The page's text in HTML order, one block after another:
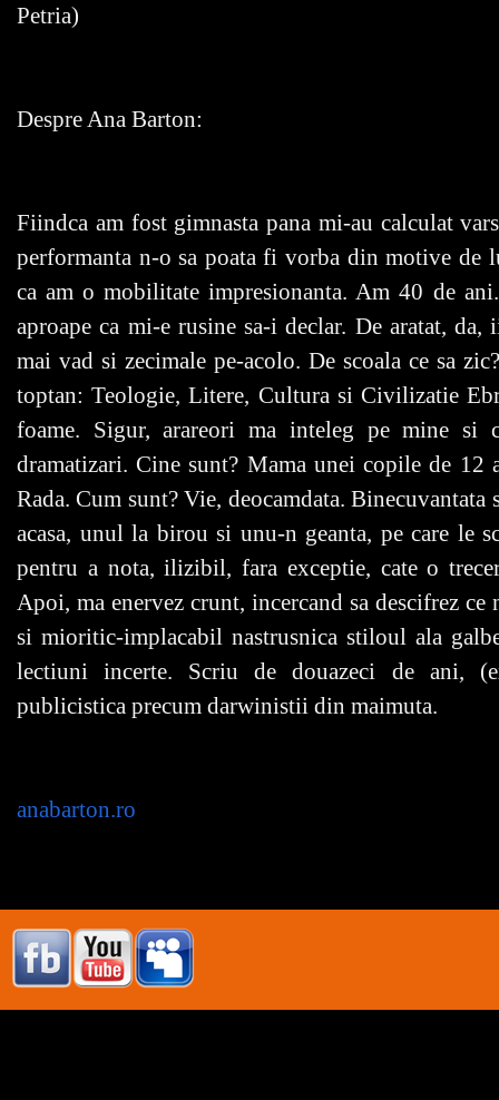
Petria)
Despre Ana Barton:
Fiindca am fost gimnasta pana mi-au calculat
performanta n-o sa poata fi vorba din motive de
ca am o mobilitate impresionanta. Am 40 de
aproape ca mi-e rusine sa-i declar. De aratat,
mai vad si zecimale pe-acolo. De scoala ce sa
toptan: Teologie, Litere, Cultura si Civilizatie
foame. Sigur, arareori ma inteleg pe mine si
dramatizari. Cine sunt? Mama unei copile de 12
Rada. Cum sunt? Vie, deocamdata. Binecuvantata
acasa, unul la birou si unu-n geanta, pe care le
pentru a nota, ilizibil, fara exceptie, cate o
Apoi, ma enervez crunt, incercand sa descifrez
si mioritic-implacabil nastrusnica stiloul ala
lectiuni incerte. Scriu de douazeci de ani,
publicistica precum darwinistii din maimuta.
anabarton.ro